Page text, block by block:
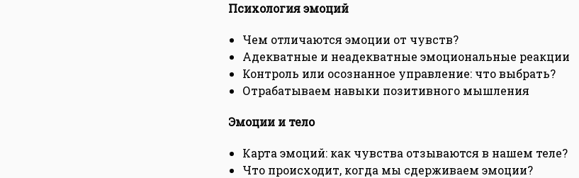
Психология эмоций
Чем отличаются эмоции от чувств?
Адекватные и неадекватные эмоциональные реакции
Контроль или осознанное управление: что выбрать?
Отрабатываем навыки позитивного мышления
Эмоции и тело
Карта эмоций: как чувства отзываются в нашем теле?
Что происходит, когда мы сдерживаем эмоции?